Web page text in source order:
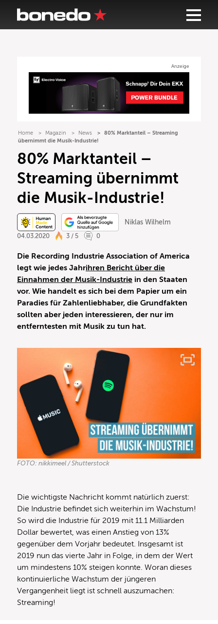
Anzeige
Home Magazin News
80% Marktanteil – Streaming
übernimmt die Musik-Industrie!
80% Marktanteil –
Streaming übernimmt
die Musik-Industrie!
Niklas Wilhelm
04.03.2020
3 / 5 0
Die Recording Industrie Association of America
legt wie jedes Jahrihren Bericht über die
Einnahmen der Musik-Industrie in den Staaten
vor. Wie handelt es sich bei dem Papier um ein
Paradies für Zahlenliebhaber, die Grundfakten
sollten aber jeden interessieren, der nur im
entferntesten mit Musik zu tun hat.
FOTO: nikkimeel / Shutterstock
Die wichtigste Nachricht kommt natürlich zuerst:
Die Industrie befindet sich weiterhin im Wachstum!
So wird die Industrie für 2019 mit 11.1 Milliarden
Dollar bewertet, was einen Anstieg von 13%
gegenüber dem Vorjahr bedeutet. Insgesamt ist
2019 nun das vierte Jahr in Folge, in dem der Wert
um mindestens 10% steigen konnte. Woran dieses
kontinuierliche Wachstum der jüngeren
Vergangenheit liegt ist schnell auszumachen:
Streaming!